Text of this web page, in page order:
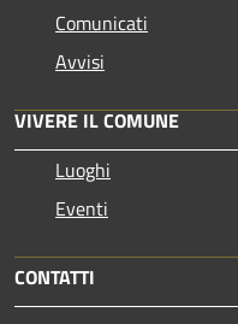
Comunicati
Avvisi
VIVERE IL COMUNE
Luoghi
Eventi
CONTATTI